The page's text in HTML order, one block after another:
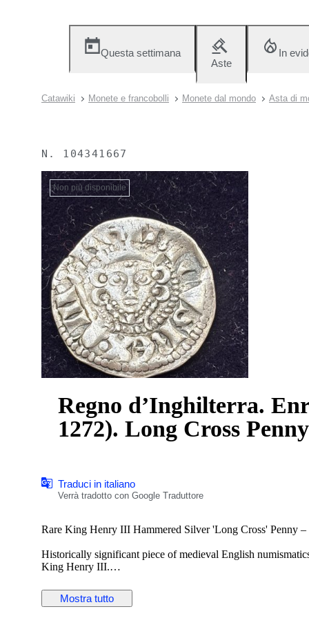
Questa settimana
Aste
In
Catawiki Monete e francobolli Monete dal mondo Asta di
N. 104341667
Non più disponibile
Regno d’Inghilterra.
1272). Long Cross
Traduci in italiano
Verrà tradotto con Google Traduttore
Rare King Henry III Hammered Silver 'Long Cross' Penny –
Historically significant piece of medieval English
King Henry III.
It is a Class 5g issue struck at the London mint by the famous
Mostra tutto